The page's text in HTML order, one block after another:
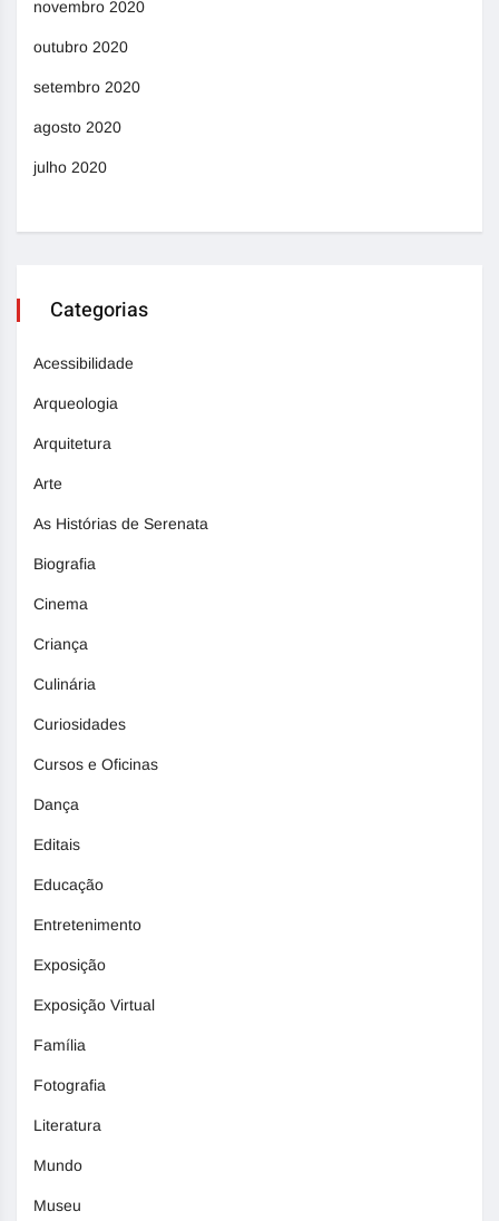
novembro 2020
outubro 2020
setembro 2020
agosto 2020
julho 2020
Categorias
Acessibilidade
Arqueologia
Arquitetura
Arte
As Histórias de Serenata
Biografia
Cinema
Criança
Culinária
Curiosidades
Cursos e Oficinas
Dança
Editais
Educação
Entretenimento
Exposição
Exposição Virtual
Família
Fotografia
Literatura
Mundo
Museu